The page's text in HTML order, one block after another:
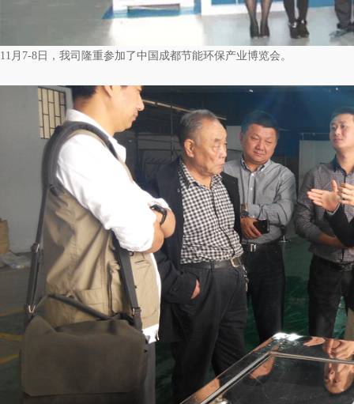
11月7-8日，我司隆重参加了中国成都节能环保产业博览会。